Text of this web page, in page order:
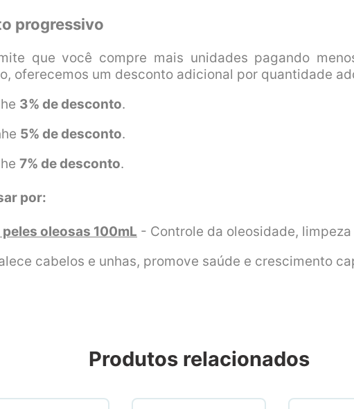
progressivo
que você compre mais unidades pagando
oferecemos um desconto adicional por quantidade
3% de desconto.
5% de desconto.
7% de desconto.
por:
oleosas 100mL - Controle da oleosidade,
cabelos e unhas, promove saúde e crescimento
Produtos relacionados